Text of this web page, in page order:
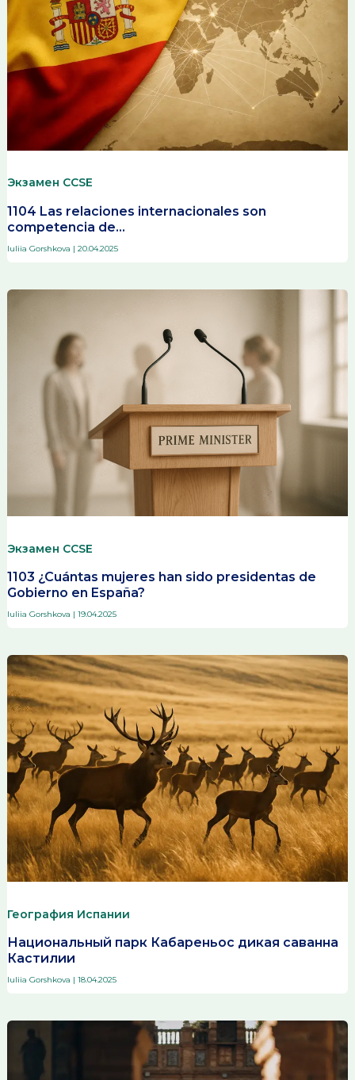
Экзамен CCSE
1104 Las relaciones internacionales son
competencia de…
Iuliia Gorshkova |20.04.2025
Экзамен CCSE
1103 ¿Cuántas mujeres han sido presidentas de
Gobierno en España?
Iuliia Gorshkova |19.04.2025
География Испании
Национальный парк Кабареньос дикая саванна
Кастилии
Iuliia Gorshkova |18.04.2025